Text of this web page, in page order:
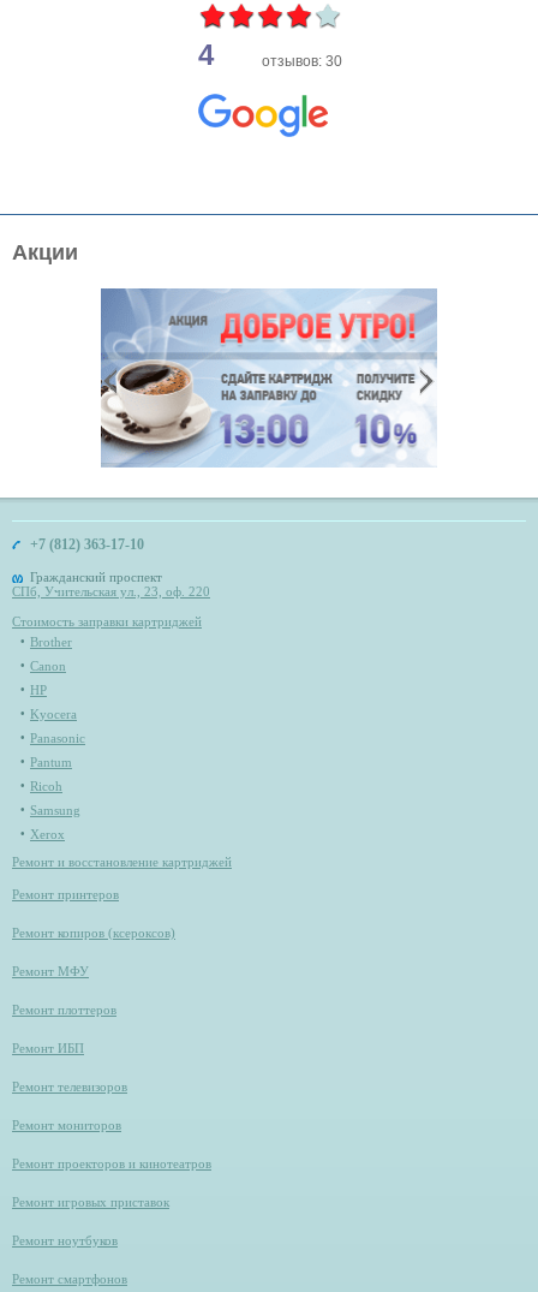
Акции
4 отзывов: 30
+7 (812) 363-17-10
Гражданский проспект
СПб, Учительская ул., 23, оф. 220
Стоимость заправки картриджей
Brother
Canon
HP
Kyocera
Panasonic
Pantum
Ricoh
Samsung
Xerox
Ремонт и восстановление картриджей
Ремонт принтеров
Ремонт копиров (ксероксов)
Ремонт МФУ
Ремонт плоттеров
Ремонт ИБП
Ремонт телевизоров
Ремонт мониторов
Ремонт проекторов и кинотеатров
Ремонт игровых приставок
Ремонт ноутбуков
Ремонт смартфонов